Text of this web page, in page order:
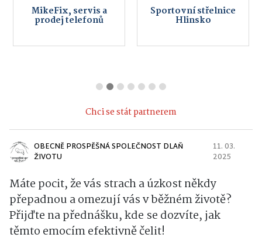
MikeFix, servis a
prodej telefonů
Sportovní střelnice
Hlinsko
Chci se stát partnerem
OBECNĚ PROSPĚŠNÁ SPOLEČNOST DLAŇ
ŽIVOTU
11. 03.
2025
Máte pocit, že vás strach a úzkost někdy
přepadnou a omezují vás v běžném životě?
Přijďte na přednášku, kde se dozvíte, jak
těmto emocím efektivně čelit!